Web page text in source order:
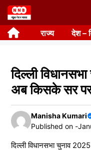
Skip
to
content राज्य देश –
दिल्ली
अब किसके सर
Manisha Kumari
Published on -
दिल्ली विधानसभा चुनाव